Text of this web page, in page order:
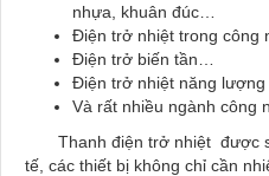
nhựa, khuân đúc…
Điện trở nhiệt trong công
Điện trở biến tần…
Điện trở nhiệt năng
Và rất nhiều ngành công
Thanh điện trở nhiệt được
tế, các thiết bị không chỉ cần